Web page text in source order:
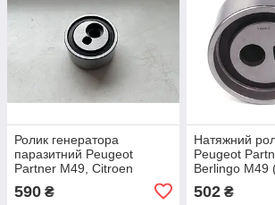
Ролик генератора
паразитний Peugeot
Partner M49, Citroen
Berlingo M49 (1996-2003)
2.0HDi, 575156
590 ₴
Натяжний
Peugeot
Berlingo M49
082962
502₴